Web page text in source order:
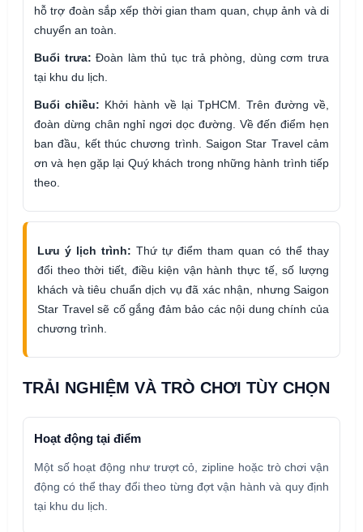
hỗ trợ đoàn sắp xếp thời gian tham quan, chụp ảnh và di
chuyển an toàn.
Buổi trưa: Đoàn làm thủ tục trả phòng, dùng cơm trưa
tại khu du lịch.
Buổi chiều: Khởi hành về lại TpHCM. Trên đường về,
đoàn dừng chân nghỉ ngơi dọc đường. Về đến điểm hẹn
ban đầu, kết thúc chương trình. Saigon Star Travel cảm
ơn và hẹn gặp lại Quý khách trong những hành trình tiếp
theo.
Lưu ý lịch trình: Thứ tự điểm tham quan có thể thay
đổi theo thời tiết, điều kiện vận hành thực tế, số lượng
khách và tiêu chuẩn dịch vụ đã xác nhận, nhưng Saigon
Star Travel sẽ cố gắng đảm bảo các nội dung chính của
chương trình.
TRẢI NGHIỆM VÀ TRÒ CHƠI TÙY CHỌN
Hoạt động tại điểm
Một số hoạt động như trượt cỏ, zipline hoặc trò chơi vận
động có thể thay đổi theo từng đợt vận hành và quy định
tại khu du lịch.